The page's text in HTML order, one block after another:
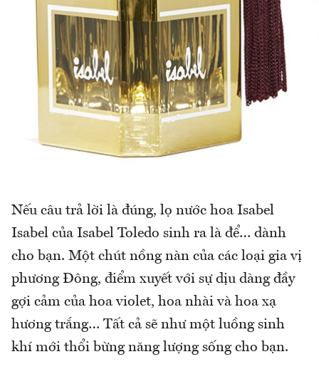
Nếu câu trả lời là đúng, lọ nước hoa Isabel
Isabel của Isabel Toledo sinh ra là để… dành
cho bạn. Một chút nồng nàn của các loại gia vị
phương Đông, điểm xuyết với sự dịu dàng đầy
gợi cảm của hoa violet, hoa nhài và hoa xạ
hương trắng… Tất cả sẽ như một luồng sinh
khí mới thổi bừng năng lượng sống cho bạn.